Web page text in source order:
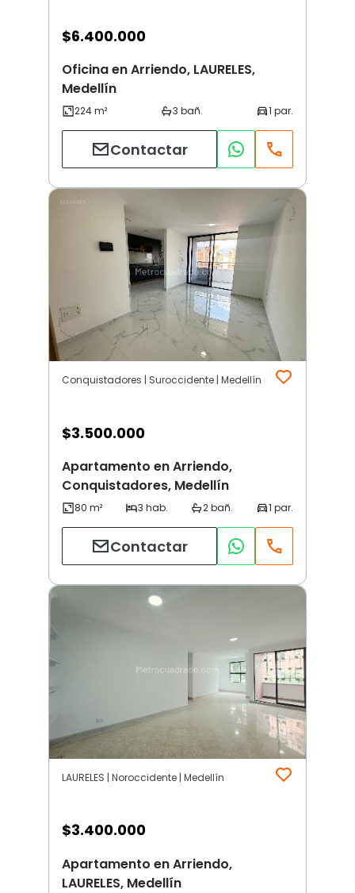
$6.400.000
Oficina en Arriendo, LAURELES,
Medellín
Contactar
Conquistadores | Suroccidente | Medellín
$3.500.000
Apartamento en Arriendo,
Conquistadores, Medellín
Contactar
LAURELES | Noroccidente | Medellín
$3.400.000
Apartamento en Arriendo,
LAURELES, Medellín